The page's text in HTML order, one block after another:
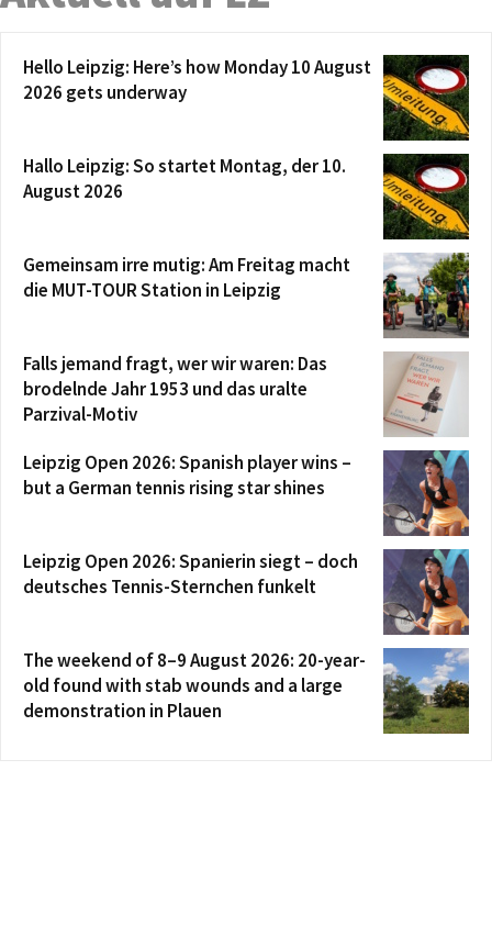
Hello Leipzig: Here’s how Monday 10 August
2026 gets underway
Hallo Leipzig: So startet Montag, der 10.
August 2026
Gemeinsam irre mutig: Am Freitag macht
die MUT-TOUR Station in Leipzig
Falls jemand fragt, wer wir waren: Das
brodelnde Jahr 1953 und das uralte
Parzival-Motiv
Leipzig Open 2026: Spanish player wins –
but a German tennis rising star shines
Leipzig Open 2026: Spanierin siegt – doch
deutsches Tennis-Sternchen funkelt
The weekend of 8–9 August 2026: 20-year-
old found with stab wounds and a large
demonstration in Plauen